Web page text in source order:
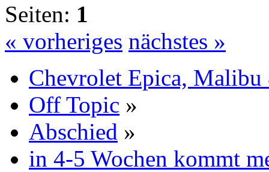
Seiten: 1
« vorheriges nächstes »
Chevrolet Epica,
Off Topic »
Abschied »
in 4-5 Wochen kommt